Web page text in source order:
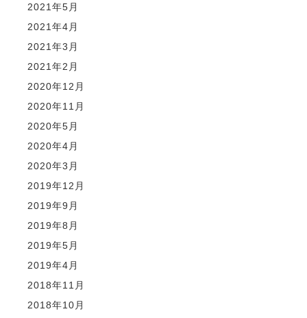
2021年5月
2021年4月
2021年3月
2021年2月
2020年12月
2020年11月
2020年5月
2020年4月
2020年3月
2019年12月
2019年9月
2019年8月
2019年5月
2019年4月
2018年11月
2018年10月